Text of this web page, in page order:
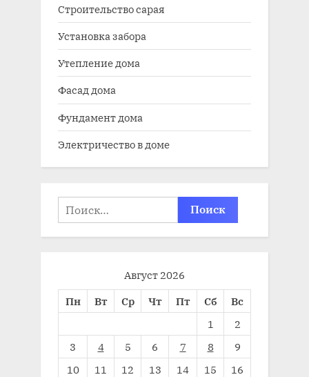
Строительство сарая
Установка забора
Утепление дома
Фасад дома
Фундамент дома
Электричество в доме
Найти:
Август 2026
Пн
Вт Ср Чт Пт Сб
Вс
1
2
3
4 5 6 7 8
9
10
11 12 13 14 15
16